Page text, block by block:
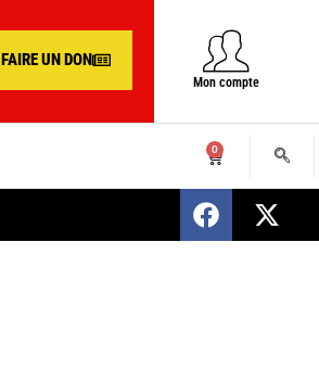
FAIRE UN DON
Mon compte
0
SENEGAL : Nomination d’un nouveau